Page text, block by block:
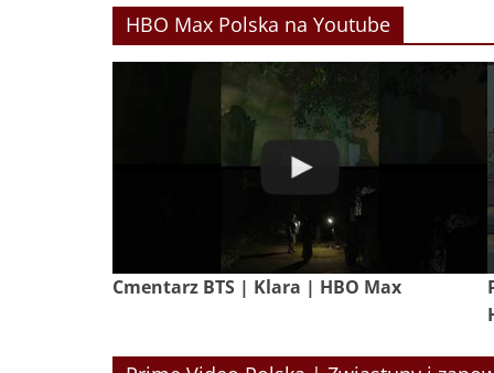
HBO Max Polska na Youtube
Cmentarz BTS | Klara | HBO Max